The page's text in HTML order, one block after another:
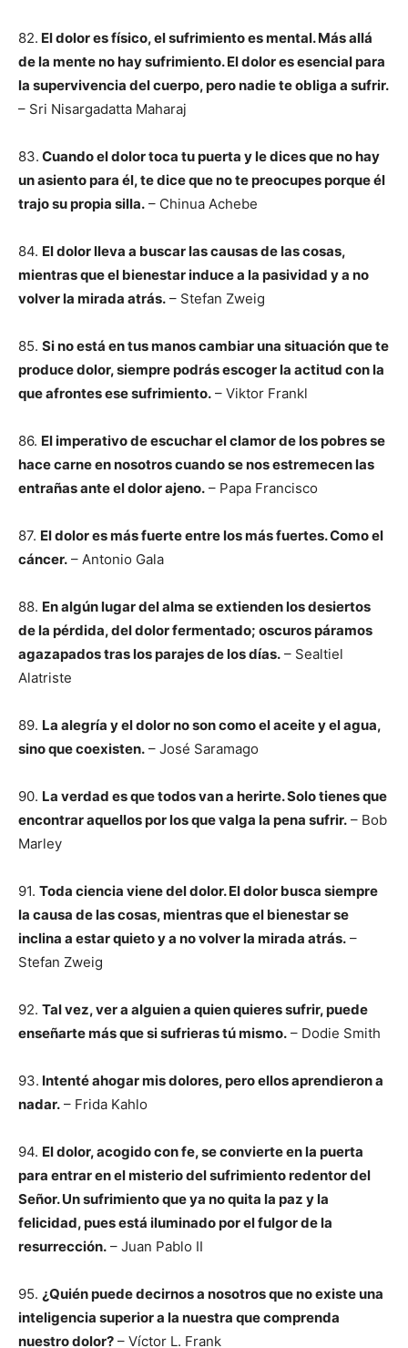
82. El dolor es físico, el sufrimiento es mental. Más allá
de la mente no hay sufrimiento. El dolor es esencial para
la supervivencia del cuerpo, pero nadie te obliga a sufrir.
– Sri Nisargadatta Maharaj
83. Cuando el dolor toca tu puerta y le dices que no hay
un asiento para él, te dice que no te preocupes porque él
trajo su propia silla. – Chinua Achebe
84. El dolor lleva a buscar las causas de las cosas,
mientras que el bienestar induce a la pasividad y a no
volver la mirada atrás. – Stefan Zweig
85. Si no está en tus manos cambiar una situación que te
produce dolor, siempre podrás escoger la actitud con la
que afrontes ese sufrimiento. – Viktor Frankl
86. El imperativo de escuchar el clamor de los pobres se
hace carne en nosotros cuando se nos estremecen las
entrañas ante el dolor ajeno. – Papa Francisco
87. El dolor es más fuerte entre los más fuertes. Como el
cáncer. – Antonio Gala
88. En algún lugar del alma se extienden los desiertos
de la pérdida, del dolor fermentado; oscuros páramos
agazapados tras los parajes de los días. – Sealtiel
Alatriste
89. La alegría y el dolor no son como el aceite y el agua,
sino que coexisten. – José Saramago
90. La verdad es que todos van a herirte. Solo tienes que
encontrar aquellos por los que valga la pena sufrir. – Bob
Marley
91. Toda ciencia viene del dolor. El dolor busca siempre
la causa de las cosas, mientras que el bienestar se
inclina a estar quieto y a no volver la mirada atrás. –
Stefan Zweig
92. Tal vez, ver a alguien a quien quieres sufrir, puede
enseñarte más que si sufrieras tú mismo. – Dodie Smith
93. Intenté ahogar mis dolores, pero ellos aprendieron a
nadar. – Frida Kahlo
94. El dolor, acogido con fe, se convierte en la puerta
para entrar en el misterio del sufrimiento redentor del
Señor. Un sufrimiento que ya no quita la paz y la
felicidad, pues está iluminado por el fulgor de la
resurrección. – Juan Pablo II
95. ¿Quién puede decirnos a nosotros que no existe una
inteligencia superior a la nuestra que comprenda
nuestro dolor? – Víctor L. Frank